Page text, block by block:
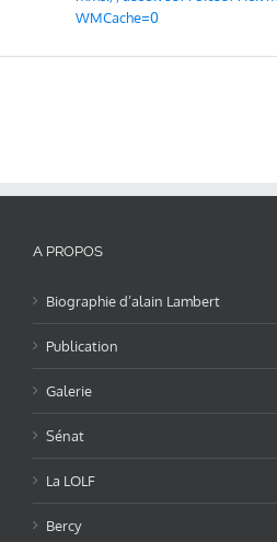
WMCache=0
A PROPOS
Biographie d’alain Lambert
Publication
Galerie
Sénat
La LOLF
Bercy